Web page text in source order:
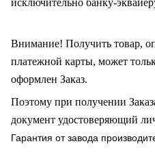
исключительно банку-
Внимание! Получить товар,
платежной карты, может
оформлен Заказ.
Поэтому при получении
документ удостоверяющий
Гарантия от завода